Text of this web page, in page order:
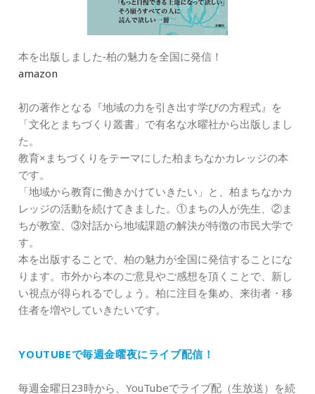
本を出版しました‐柏の魅力を全国に発信！
amazon
初の著作となる『地域の力を引き出す学びの方程式』を
「文化とまちづくり叢書」で有名な水曜社から出版しまし
た。
教育×まちづくりをテーマにした柏まちなかカレッジの本
です。
「地域から教育に働きかけていきたい」と、柏まちなかカ
レッジの活動を続けてきました。①まちの人が先生、②ま
ちが教室、③対話から地域課題の解決が特徴の市民大学で
す。
本を出版することで、柏の魅力が全国に発信することにな
ります。市外から本のご意見やご感想を頂くことで、新し
い視点が得られるでしょう。柏に注目を集め、来街者・移
住者を増やしていきたいです。
YOUTUBEで毎週金曜夜にライブ配信！
毎週金曜日23時から、YouTubeでライブ配（生放送）を続